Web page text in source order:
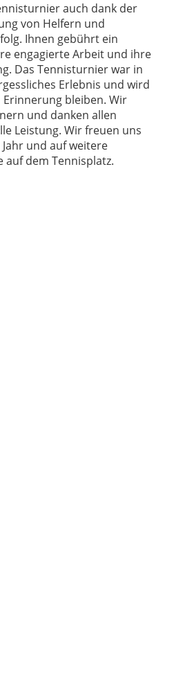
auch dank der
von Helfern und
Ihnen gebührt ein
engagierte Arbeit und ihre
Das Tennisturnier war in
Erlebnis und wird
bleiben. Wir
und danken allen
Leistung. Wir freuen uns
und auf weitere
dem Tennisplatz.